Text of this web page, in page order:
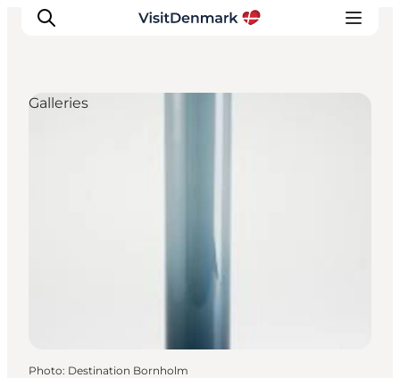
Planifiez votre voyage
Galleries
Photo: Destination Bornholm